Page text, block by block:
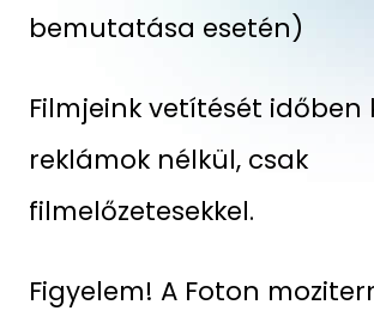
bemutatása esetén)
Filmjeink vetítését időben
reklámok nélkül, csak
filmelőzetesekkel.
Figyelem! A Foton